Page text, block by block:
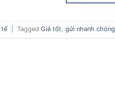
tế Tagged Giá tốt, gửi nhanh chóng